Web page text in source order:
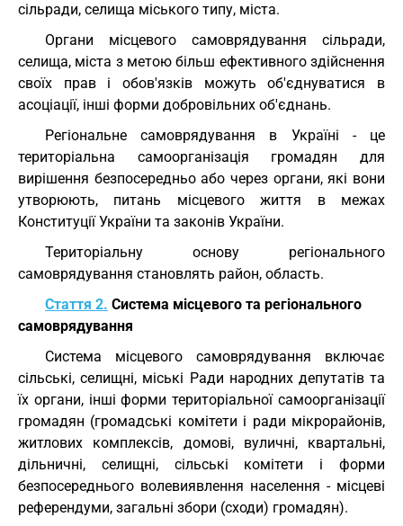
сільради, селища міського типу, міста.
Органи місцевого самоврядування сільради,
селища, міста з метою більш ефективного здійснення
своїх прав і обов'язків можуть об'єднуватися в
асоціації, інші форми добровільних об'єднань.
Регіональне самоврядування в Україні - це
територіальна самоорганізація громадян для
вирішення безпосередньо або через органи, які вони
утворюють, питань місцевого життя в межах
Конституції України та законів України.
Територіальну основу регіонального
самоврядування становлять район, область.
Стаття 2. Система місцевого та регіонального
самоврядування
Система місцевого самоврядування включає
сільські, селищні, міські Ради народних депутатів та
їх органи, інші форми територіальної самоорганізації
громадян (громадські комітети і ради мікрорайонів,
житлових комплексів, домові, вуличні, квартальні,
дільничні, селищні, сільські комітети і форми
безпосереднього волевиявлення населення - місцеві
референдуми, загальні збори (сходи) громадян).